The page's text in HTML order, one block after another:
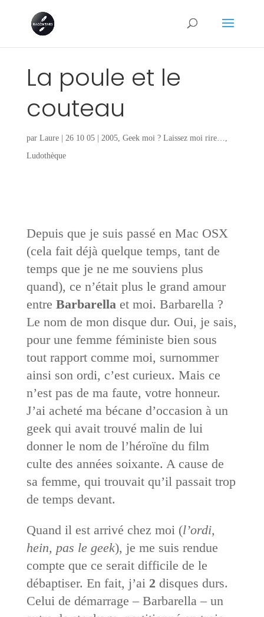
La poule et le
couteau
par Laure| 26 10 05| 2005, Geek moi ? Laissez moi rire…
Ludothèque
Depuis que je suis passé en Mac OSX
(cela fait déjà quelque temps, tant de
temps que je ne me souviens plus
quand), ce n’était plus le grand amour
entre Barbarella et moi. Barbarella ?
Le nom de mon disque dur. Oui, je sais,
pour une femme féministe bien sous
tout rapport comme moi, surnommer
ainsi son ordi, c’est curieux. Mais ce
n’est pas de ma faute, votre honneur.
J’ai acheté ma bécane d’occasion à un
geek qui avait trouvé malin de lui
donner le nom de l’héroïne du film
culte des années soixante. A cause de
sa femme, qui trouvait qu’il passait trop
de temps devant.
Quand il est arrivé chez moi (l’ordi,
hein, pas le geek), je me suis rendue
compte que ce serait difficile de le
débaptiser. En fait, j’ai 2 disques durs.
Celui de démarrage – Barbarella – un